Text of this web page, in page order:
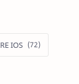
IOS